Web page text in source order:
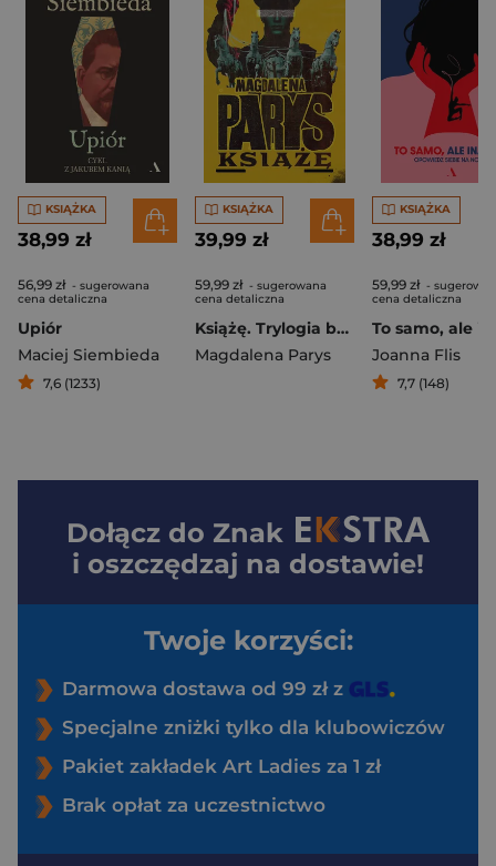
KSIĄŻKA
38,99 zł
56,99 zł - sugerowana
cena detaliczna
Upiór
Maciej Siembieda
7,6 (1233)
KSIĄŻKA
39,99 zł
59,99 zł - sugerowana
cena detaliczna
Książę. Trylogia berlińska. Tom 2 wyd. 2026
Magdalena Parys
KSIĄŻKA
38,99 zł
59,99 zł -
cena detaliczna
Joanna Flis
7,7 (148)
Dołącz do Znak
i oszczędzaj na dostawie!
Twoje korzyści:
Darmowa dostawa od 99 zł z
Specjalne zniżki tylko dla klubowiczów
Pakiet zakładek Art Ladies za 1 zł
Brak opłat za uczestnictwo